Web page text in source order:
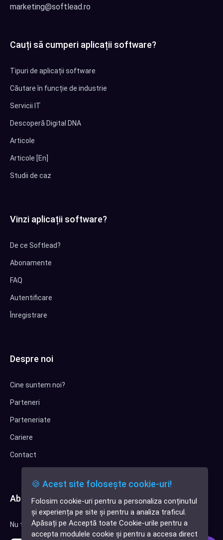
✕
Cauți o aplicație
software?
marketing@softlead.ro
Cauți să cumperi aplicații software?
Tipuri de aplicații software
Căutare în funcție de industrie
Servicii IT
Descoperă Digital DNA
Articole
Articole [En]
Studii de caz
Vinzi aplicații software?
De ce Softlead?
Abonamente
FAQ
Autentificare
Înregistrare
Despre noi
Cine suntem noi?
Parteneri
Parteneriate
Cariere
Contact
Abonează-te la newsletter
Nu trimitem spam, deci nu îți face griji.
🍪 Acest site folosește cookie-uri!
Folosim cookie-uri pentru a personaliza conținutul
și experiența pe site și pentru a analiza traficul.
Apăsați pe Acceptă toate Cookie-urile pentru a
accepta modulele cookie și pentru a accesa direct